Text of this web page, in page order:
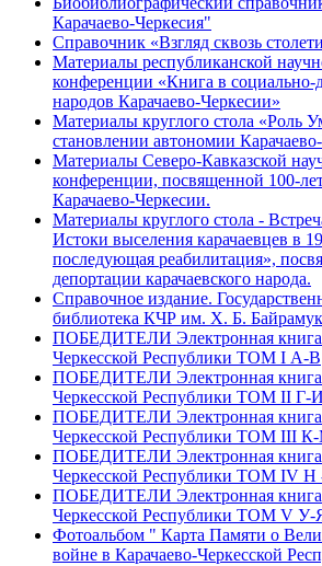
Карачаево-Черкесия"
Справочник «Взгляд сквозь
Материалы республиканской
конференции «Книга в социально-
народов Карачаево-Черкесии»
Материалы круглого стола «Роль
становлении автономии
Материалы Северо-Кавказской
конференции, посвященной 100-
Карачаево-Черкесии.
Материалы круглого стола -
Истоки выселения карачаевцев в
последующая реабилитация»,
депортации карачаевского народа.
Справочное издание.
библиотека КЧР им. Х. Б.
ПОБЕДИТЕЛИ Электронная книга
Черкесской Республики ТОМ I А-В
ПОБЕДИТЕЛИ Электронная книга
Черкесской Республики ТОМ II Г-И
ПОБЕДИТЕЛИ Электронная книга
Черкесской Республики ТОМ III
ПОБЕДИТЕЛИ Электронная книга
Черкесской Республики ТОМ IV Н
ПОБЕДИТЕЛИ Электронная книга
Черкесской Республики ТОМ V У-
Фотоальбом " Карта Памяти о
войне в Карачаево-Черкесской